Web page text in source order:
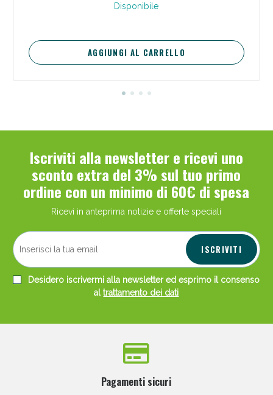
Disponibile
AGGIUNGI AL CARRELLO
Iscriviti alla newsletter e ricevi uno
sconto extra del 3% sul tuo primo
ordine con un minimo di 60€ di spesa
Ricevi in anteprima notizie e offerte speciali
ISCRIVITI
Desidero iscrivermi alla newsletter ed esprimo il consenso
altrattamento dei dati
Pagamenti sicuri